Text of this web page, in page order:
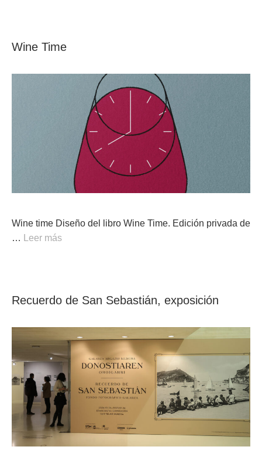
Wine Time
Wine time Diseño del libro Wine Time​. Edición privada de
…
Leer más
Recuerdo de San Sebastián, exposición